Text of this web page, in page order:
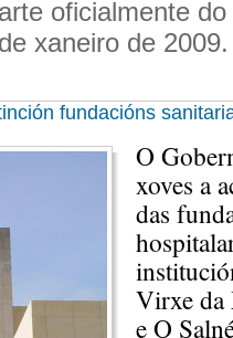
oficialmente
xaneiro de 2009.
fundacións
O
xoves a
das
Virxe da
e O